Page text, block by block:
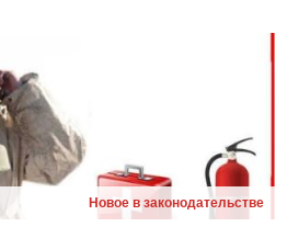
Новое в законодательстве